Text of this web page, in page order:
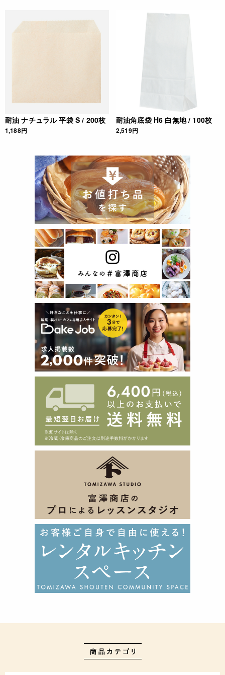
耐油 ナチュラル 平袋 S / 200枚
1,188円
耐油角底袋 H6 白無地 / 100枚
2,519円